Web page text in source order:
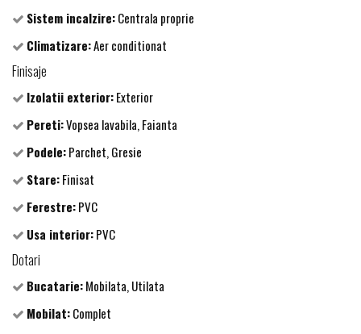
Sistem incalzire:Centrala proprie
Climatizare:Aer conditionat
Finisaje
Izolatii exterior:Exterior
Pereti:Vopsea lavabila, Faianta
Podele:Parchet, Gresie
Stare:Finisat
Ferestre:PVC
Usa interior:PVC
Dotari
Bucatarie:Mobilata, Utilata
Mobilat:Complet